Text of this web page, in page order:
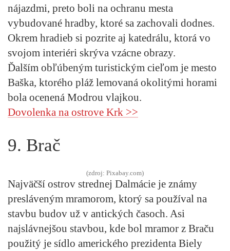
nájazdmi, preto boli na ochranu mesta
vybudované hradby, ktoré sa zachovali dodnes.
Okrem hradieb si pozrite aj katedrálu, ktorá vo
svojom interiéri skrýva vzácne obrazy.
Ďalším obľúbeným turistickým cieľom je mesto
Baška, ktorého pláž lemovaná okolitými horami
bola ocenená Modrou vlajkou.
Dovolenka na ostrove Krk >>
9. Brač
(zdroj: Pixabay.com)
Najväčší ostrov strednej Dalmácie je známy
presláveným mramorom, ktorý sa používal na
stavbu budov už v antických časoch. Asi
najslávnejšou stavbou, kde bol mramor z Braču
použitý je sídlo amerického prezidenta Biely